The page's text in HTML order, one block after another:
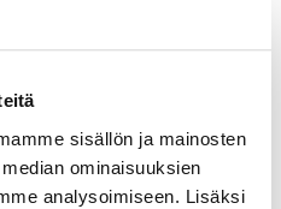
sisällön ja mainosten
ominaisuuksien
analysoimiseen. Lisäksi